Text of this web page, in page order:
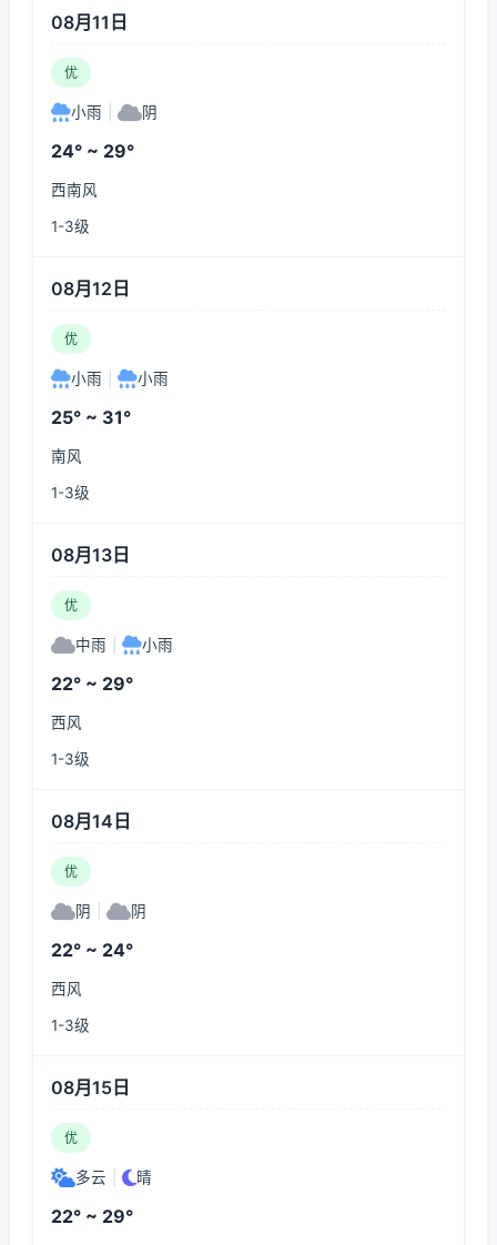
08月11日
优
小雨 阴
24° ~ 29°
西南风
1-3级
08月12日
优
小雨 小雨
25° ~ 31°
南风
1-3级
08月13日
优
中雨 小雨
22° ~ 29°
西风
1-3级
08月14日
优
阴 阴
22° ~ 24°
西风
1-3级
08月15日
优
多云 晴
22° ~ 29°